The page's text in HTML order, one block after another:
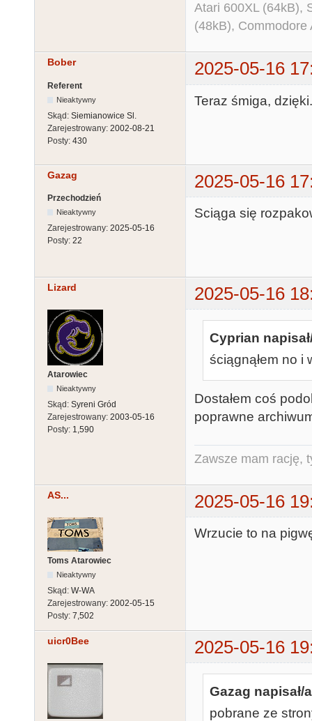
Atari 600XL (64kB),
(48kB),
Bober 2025-05-16
Referent
Nieaktywny
Skąd: Siemianowice Sl.
Zarejestrowany: 2002-08-21
Posty: 430
Teraz śmiga, dzięki.
Gazag 2025-05-16
Przechodzień
Nieaktywny
Zarejestrowany: 2025-05-16
Posty: 22
Sciąga się
Lizard 2025-05-16
Atarowiec
Nieaktywny
Skąd: Syreni Gród
Zarejestrowany: 2003-05-16
Posty: 1,590
Cyprian
ściągnąłem no i
Dostałem coś
poprawne
Zawsze mam rację,
AS... 2025-05-16
Toms Atarowiec
Nieaktywny
Skąd: W-WA
Zarejestrowany: 2002-05-15
Posty: 7,502
Wrzucie to na
uicr0Bee 2025-05-16
Gazag napisał/
pobrane ze